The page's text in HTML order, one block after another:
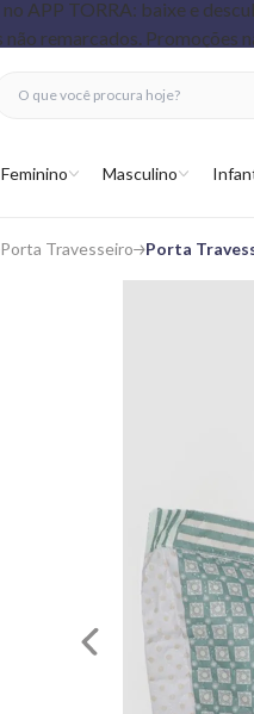
Feminino Masculino
Porta Travesseiro Porta